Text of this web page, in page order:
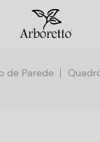
de Parede